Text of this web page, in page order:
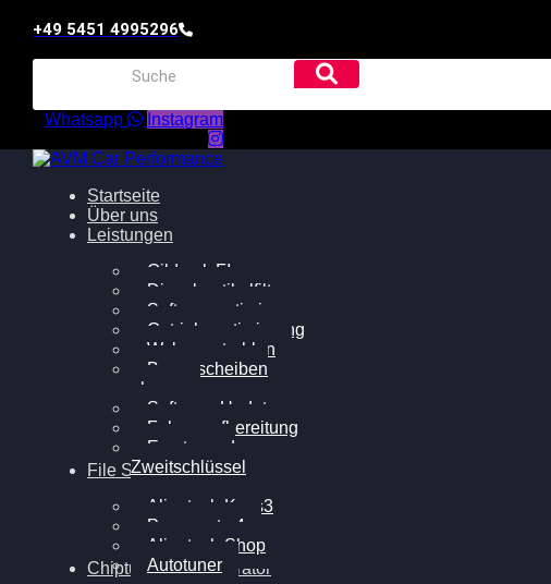
+49 5451 4995296
Whatsapp Instagram
Startseite
Über uns
Leistungen
Oildruck FIx
Dieselpartikelfilter
Softwareoptimierung
Getriebeoptimierung
Walnussstrahlen
Bremsscheiben
planen
Software Update
Felgenaufbereitung
Ersatz- und
Zweitschlüssel
File Service
Alientech Kess3
Powergate 4
Alientech Shop
Autotuner
Chiptuning Konfigurator